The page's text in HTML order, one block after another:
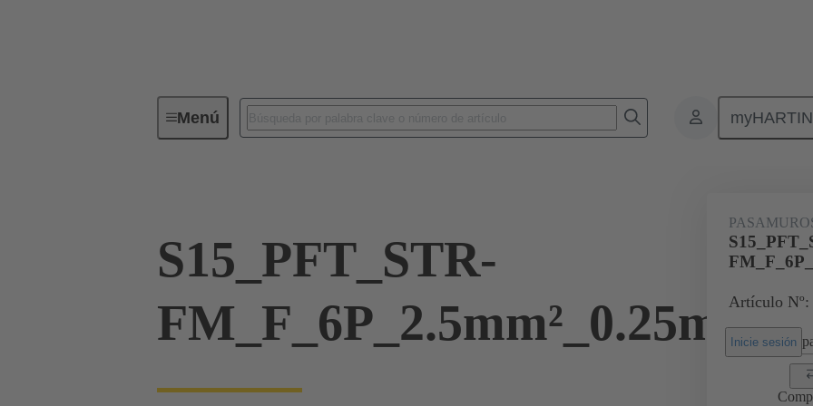
MenúSerie
S15_PFT_STR-
FM_F_6P_2.5mm²_0.25m
Artículo Nº:
Inicie sesión